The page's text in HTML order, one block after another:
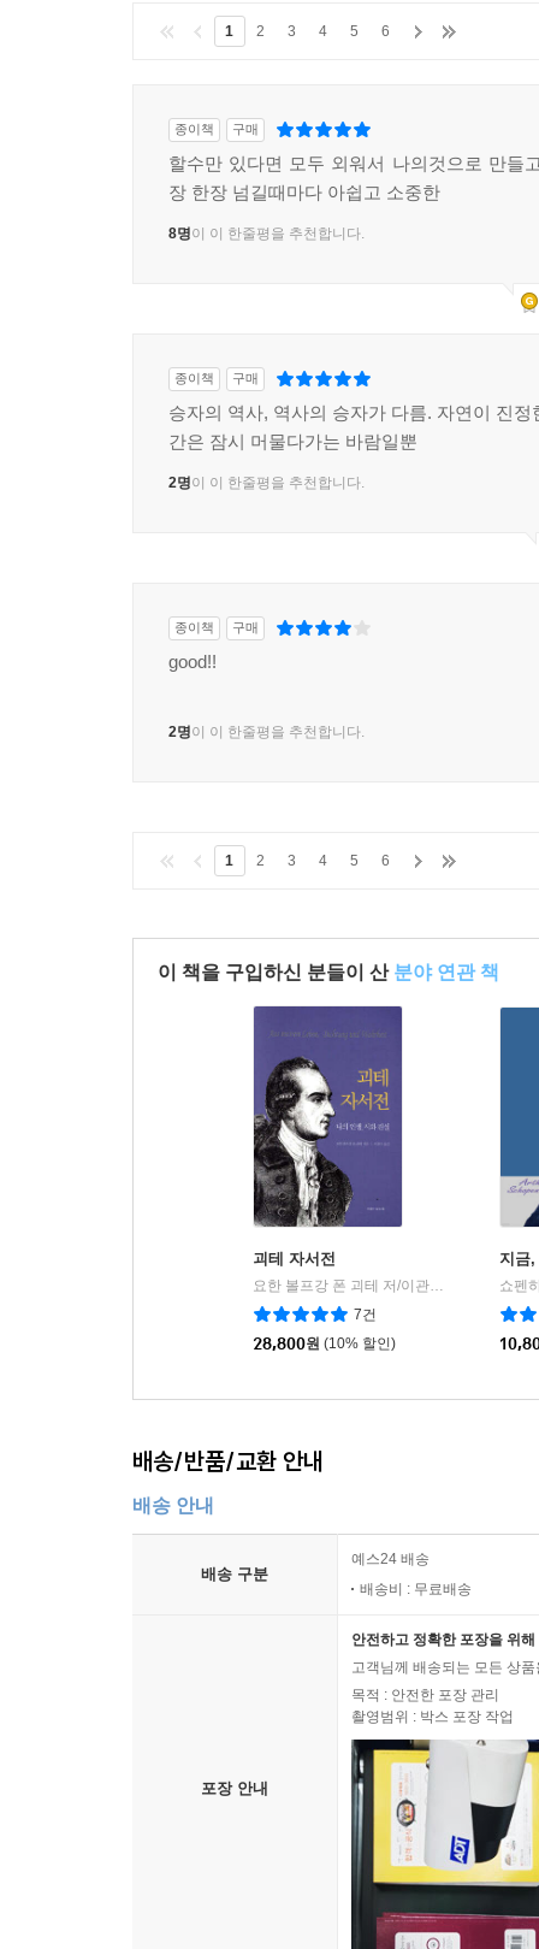
1 2 3 4 5 6
종이책 구매
할수만 있다면 모두 외워서 나의것으로 만들
장 한장 넘길때마다 아쉽고 소중한
8명이 이 한줄평을 추천합니다.
종이책 구매
승자의 역사, 역사의 승자가 다름. 자연이 진정
간은 잠시 머물다가는 바람일뿐
2명이 이 한줄평을 추천합니다.
종이책 구매
good!!
2명이 이 한줄평을 추천합니다.
1 2 3 4 5 6
이 책을 구입하신 분들이 산 분야 연관 책
괴테 자서전
요한 볼프강 폰 괴테 저/이관우 역
우물이있
7건
28,800원 (10% 할인)
지금,
쇼펜
배송/반품/교환 안내
배송 안내
배송 구분
예스24 배송
배송비 : 무료배송
포장 안내
안전하고 정확한 포장을 위
고객님께 배송되는 모든 상
목적 : 안전한 포장 관리
촬영범위 : 박스 포장 작업